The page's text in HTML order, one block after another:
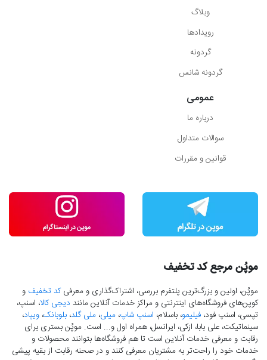
وبلاگ
رویدادها
گردونه
گردونه شانس
عمومی
درباره ما
سوالات متداول
قوانین و مقررات
موپُن مرجع کد تخفیف
موپُن، اولین و بزرگ‌ترین پلتفرم بررسی، اشتراک‌گذاری و معرفیکد تخفیف و
کوپن‌های فروشگاه‌های اینترنتی و مراکز خدمات آنلاین مانند دیجی کالا، اسنپ،
تپسی، اسنپ فود، فیلیمو، باسلام، اسنپ شاپ، میلی، ملی گلد، بلوبانک، ویپاد،
سینماتیکت، علی بابا، ازکی، ایرانسل، همراه اول و... است. موپُن بستری برای
رقابت و معرفی خدمات آنلاین است تا هم فروشگاه‌ها بتوانند محصولات و
خدمات خود را راحت‌تر به مشتریان معرفی کنند و در صحنه رقابت از بقیه پیشی